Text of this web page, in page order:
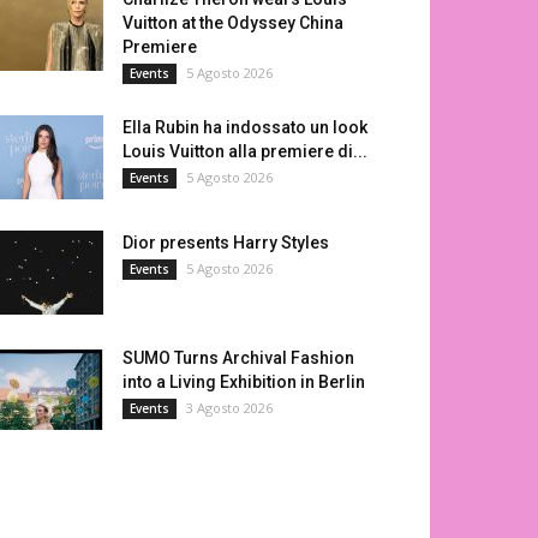
Vuitton at the Odyssey China
Premiere
Events 5 Agosto 2026
Ella Rubin ha indossato un look
Louis Vuitton alla premiere di...
Events 5 Agosto 2026
Dior presents Harry Styles
Events 5 Agosto 2026
SUMO Turns Archival Fashion
into a Living Exhibition in Berlin
Events 3 Agosto 2026